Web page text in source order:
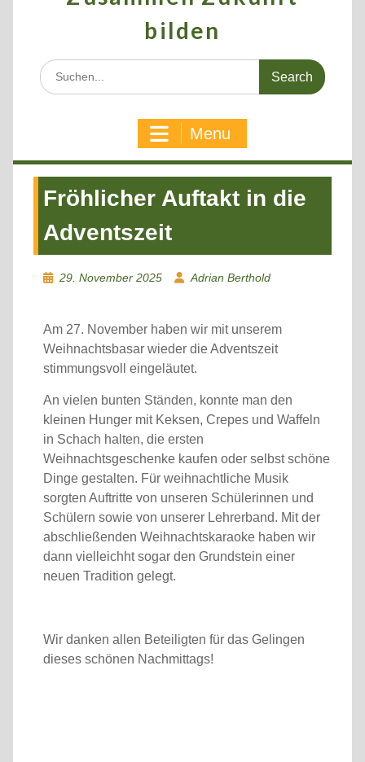
bilden
Search
for:
Menu
Fröhlicher Auftakt in die
Adventszeit
29. November 2025 Adrian Berthold
Am 27. November haben wir mit unserem
Weihnachtsbasar wieder die Adventszeit
stimmungsvoll eingeläutet.
An vielen bunten Ständen, konnte man den
kleinen Hunger mit Keksen, Crepes und Waffeln
in Schach halten, die ersten
Weihnachtsgeschenke kaufen oder selbst schöne
Dinge gestalten. Für weihnachtliche Musik
sorgten Auftritte von unseren Schülerinnen und
Schülern sowie von unserer Lehrerband. Mit der
abschließenden Weihnachtskaraoke haben wir
dann vielleichht sogar den Grundstein einer
neuen Tradition gelegt.
Wir danken allen Beteiligten für das Gelingen
dieses schönen Nachmittags!